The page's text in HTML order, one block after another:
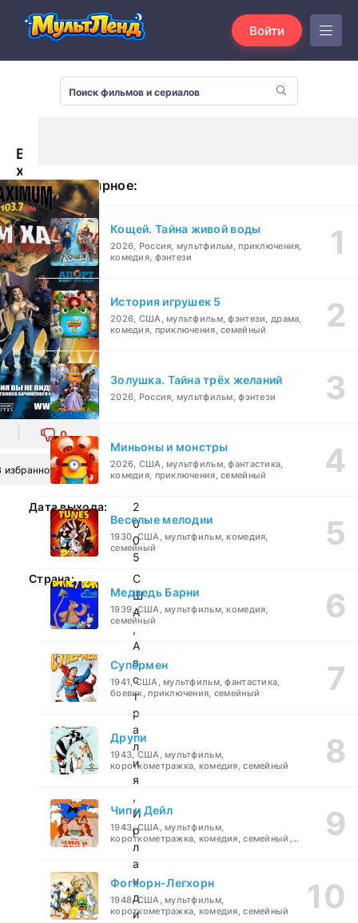
Войти
Всем
хана!
(2005)
0
избранное
Дата выхода:
2
0
0
5
Страна:
С
Ш
А
,
А
в
с
т
р
а
л
и
я
,
И
р
л
а
н
д
и
Популярное:
Кощей. Тайна живой воды
2026, Россия, мультфильм, приключения,
комедия, фэнтези
История игрушек 5
2026, США, мультфильм, фэнтези, драма,
комедия, приключения, семейный
Золушка. Тайна трёх желаний
2026, Россия, мультфильм, фэнтези
Миньоны и монстры
2026, США, мультфильм, фантастика,
комедия, приключения, семейный
Веселые мелодии
1930, США, мультфильм, комедия,
семейный
Медведь Барни
1939, США, мультфильм, комедия,
семейный
Супермен
1941, США, мультфильм, фантастика,
боевик, приключения, семейный
Друпи
1943, США, мультфильм,
короткометражка, комедия, семейный
Чип и Дейл
1943, США, мультфильм,
короткометражка, комедия, семейный,
детский
Фогхорн-Легхорн
1948, США, мультфильм,
короткометражка, комедия, семейный